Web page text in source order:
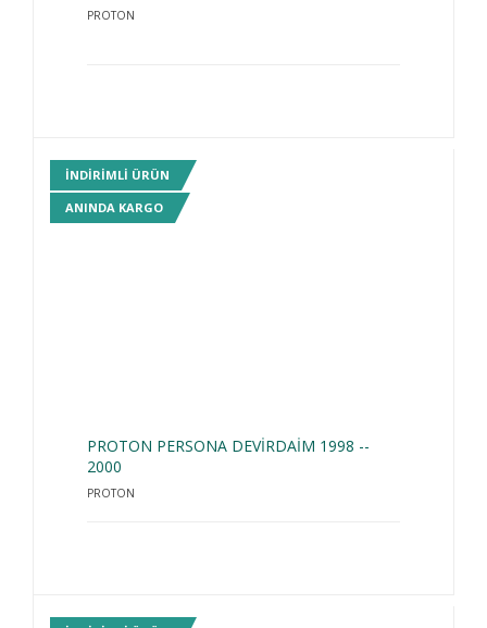
PROTON
INDIRIMLI ÜRÜN
ANINDA KARGO
PROTON PERSONA DEVİRDAİM 1998 --
2000
PROTON